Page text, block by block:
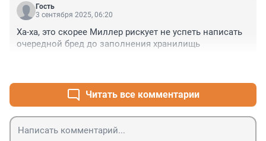
факторами - низким уровнем потребления (главным
образом из-за промышленного спада, А вот
температурные рекорды сыграли не слишком
значительную роль вопреки некоторым верованиям).
вполне себе внушает
Еще для справки - емкость хранилищ определяется
ЕС" - буквально - конда нет иных источников газа,
хранилища должны заместить его потребление на
Гость
3 сентября 2025, 06:20
Ха-ха, это скорее Миллер рискует не успеть написать
очередной бред до заполнения хранилищь
Читать все комментарии